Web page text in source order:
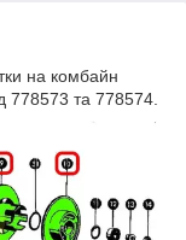
на комбайн
778573 та 778574.